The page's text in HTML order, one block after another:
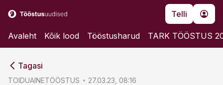
Telli
Avaleht Kõik lood Tööstusharud TARK TÖÖSTUS
Tagasi
TOIDUAINETÖÖSTUS 27.03.23, 08:16